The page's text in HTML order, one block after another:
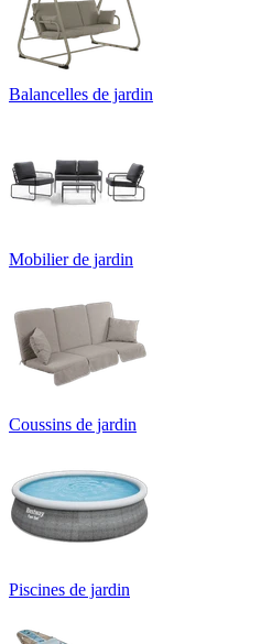
Balancelles de jardin
Mobilier de jardin
Coussins de jardin
Piscines de jardin